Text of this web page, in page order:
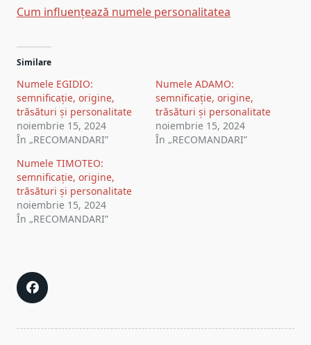
Cum influențează numele personalitatea
Similare
Numele EGIDIO:
semnificație, origine,
trăsături și personalitate
noiembrie 15, 2024
În „RECOMANDARI”
Numele ADAMO:
semnificație, origine,
trăsături și personalitate
noiembrie 15, 2024
În „RECOMANDARI”
Numele TIMOTEO:
semnificație, origine,
trăsături și personalitate
noiembrie 15, 2024
În „RECOMANDARI”